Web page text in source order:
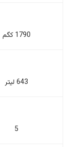
1790 کگم
643 لیتر
5